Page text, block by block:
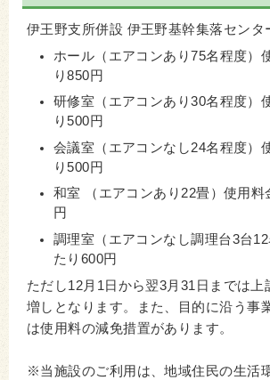
伊王野支所併設 伊王野基幹集落センタ
ホール（エアコンあり75名程度）
り850円
研修室（エアコンあり30名程度）
り500円
会議室（エアコンなし24名程度）
り500円
和室 （エアコンあり22畳）使用料
円
調理室（エアコンなし調理台3台
たり600円
ただし12月1日から翌3月31日までは上
増しとなります。また、目的に沿う事
は使用料の減免措置があります。
※当施設のご利用は、地域住民の生活